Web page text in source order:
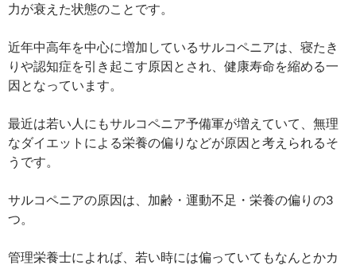
力が衰えた状態のことです。
近年中高年を中心に増加しているサルコペニアは、寝たき
りや認知症を引き起こす原因とされ、健康寿命を縮める一
因となっています。
最近は若い人にもサルコペニア予備軍が増えていて、無理
なダイエットによる栄養の偏りなどが原因と考えられるそ
うです。
サルコペニアの原因は、加齢・運動不足・栄養の偏りの3
つ。
管理栄養士によれば、若い時には偏っていてもなんとかカ